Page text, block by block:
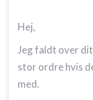
Hej,
Jeg faldt over dit
stor ordre hvis
med.